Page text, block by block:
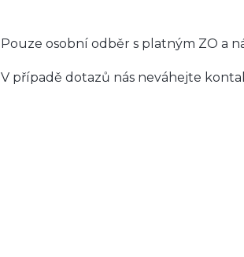
Pouze osobní odběr s platným ZO a
V případě dotazů nás neváhejte